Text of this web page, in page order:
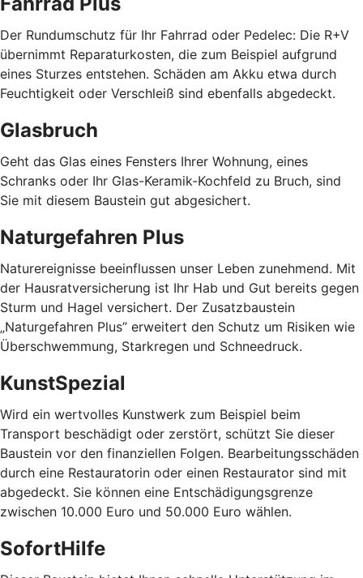
Der Rundumschutz für Ihr Fahrrad oder Pedelec: Die R+V
übernimmt Reparaturkosten, die zum Beispiel aufgrund
eines Sturzes entstehen. Schäden am Akku etwa durch
Feuchtigkeit oder Verschleiß sind ebenfalls abgedeckt.
Glasbruch
Geht das Glas eines Fensters Ihrer Wohnung, eines
Schranks oder Ihr Glas-Keramik-Kochfeld zu Bruch, sind
Sie mit diesem Baustein gut abgesichert.
Naturgefahren Plus
Naturereignisse beeinflussen unser Leben zunehmend. Mit
der Hausratversicherung ist Ihr Hab und Gut bereits gegen
Sturm und Hagel versichert. Der Zusatzbaustein
„Naturgefahren Plus” erweitert den Schutz um Risiken wie
Überschwemmung, Starkregen und Schneedruck.
KunstSpezial
Wird ein wertvolles Kunstwerk zum Beispiel beim
Transport beschädigt oder zerstört, schützt Sie dieser
Baustein vor den finanziellen Folgen. Bearbeitungsschäden
durch eine Restauratorin oder einen Restaurator sind mit
abgedeckt. Sie können eine Entschädigungsgrenze
zwischen 10.000 Euro und 50.000 Euro wählen.
SofortHilfe